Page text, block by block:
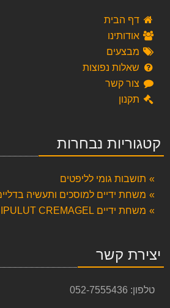
דף הבית
אודותינו
מבצעים
שאלות נפוצות
צור קשר
תקנון
קטגוריות נבחרות
תושבות גומי לליפטים
משחת ידיים למוסכים ותעשיה
משחת ידיים MANIPULUT CREMAGEL
יצירת קשר
טלפון: 052-7555436